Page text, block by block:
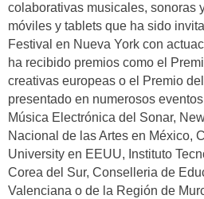
colaborativas musicales, sonoras
móviles y tablets que ha sido
Festival en Nueva York con
ha recibido premios como el
creativas europeas o el Premio
presentado en numerosos
Música Electrónica del Sonar,
Nacional de las Artes en México,
University en EEUU, Instituto
Corea del Sur, Conselleria de
Valenciana o de la Región de